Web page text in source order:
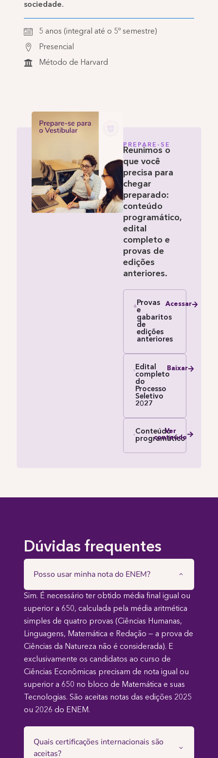
sociedade.
5 anos (integral até o 5º semestre)
Presencial
Método de Harvard
PREPARE-SE
Reunimos o
que você
precisa para
chegar
preparado:
conteúdo
programático,
edital
completo e
provas de
edições
anteriores.
Provas
e
gabaritos
de
edições
anteriores
Acessar
Edital
completo
do
Processo
Seletivo
2027
Baixar
Conteúdo
programático
Ver
conteúdo
Dúvidas frequentes
Posso usar minha nota do ENEM?
Sim. É necessário ter obtido média final igual ou
superior a 650, calculada pela média aritmética
simples de quatro provas (Ciências Humanas,
Linguagens, Matemática e Redação — a prova de
Ciências da Natureza não é considerada). E
exclusivamente os candidatos ao curso de
Ciências Econômicas precisam de nota igual ou
superior a 650 no bloco de Matemática e suas
Tecnologias. São aceitas notas das edições 2025
ou 2026 do ENEM.
Quais certificações internacionais são
aceitas?